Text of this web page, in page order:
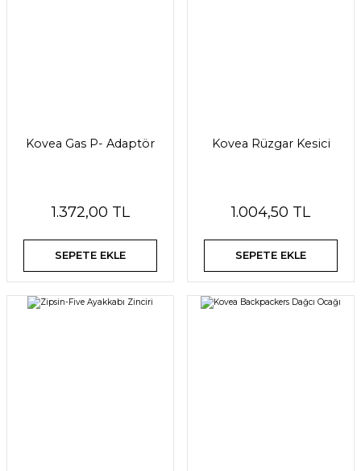
Kovea Gas P- Adaptör
1.372,00 TL
SEPETE EKLE
Kovea Rüzgar Kesici
1.004,50 TL
SEPETE EKLE